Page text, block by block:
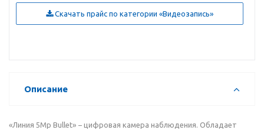
Скачать прайс по категории «Видеозапись»
Описание
«Линия 5Mp Bullet» − цифровая камера наблюдения. Обладает